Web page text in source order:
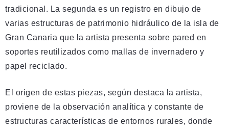
tradicional. La segunda es un registro en dibujo de
varias estructuras de patrimonio hidráulico de la isla de
Gran Canaria que la artista presenta sobre pared en
soportes reutilizados como mallas de invernadero y
papel reciclado.
El origen de estas piezas, según destaca la artista,
proviene de la observación analítica y constante de
estructuras características de entornos rurales, donde